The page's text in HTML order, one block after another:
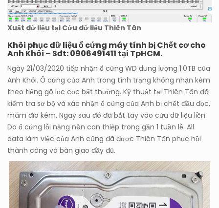
Xuất dữ liệu tại Cứu dữ liệu Thiên Tân
Khôi phục dữ liệu ổ cứng máy tính bị Chết cơ cho
Anh Khôi – Sđt: 0906491411 tại TpHCM.
Ngày 21/03/2020 tiếp nhận ổ cứng WD dung lượng 1.0TB của
Anh Khôi. Ổ cứng của Anh trong tình trạng không nhận kèm
theo tiếng gõ lọc cọc bất thường. Kỹ thuật tại Thiên Tân đã
kiểm tra sơ bộ và xác nhận ổ cứng của Anh bị chết đầu đọc,
mâm đĩa kém. Ngay sau đó đã bắt tay vào cứu dữ liệu liền.
Do ổ cứng lỗi nặng nên can thiệp trong gần 1 tuần lễ. All
data làm việc của Anh cũng đã được Thiên Tân phục hồi
thành công và bàn giao đầy đủ.